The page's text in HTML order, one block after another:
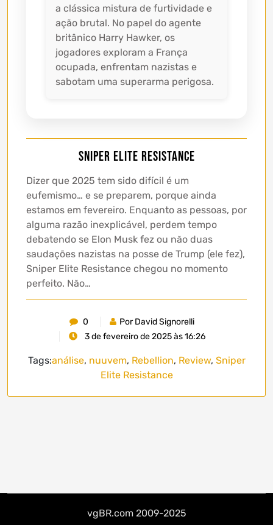
a clássica mistura de furtividade e
ação brutal. No papel do agente
britânico Harry Hawker, os
jogadores exploram a França
ocupada, enfrentam nazistas e
sabotam uma superarma perigosa.
Sniper Elite Resistance
Dizer que 2025 tem sido difícil é um
eufemismo… e se preparem, porque ainda
estamos em fevereiro. Enquanto as pessoas, por
alguma razão inexplicável, perdem tempo
debatendo se Elon Musk fez ou não duas
saudações nazistas na posse de Trump (ele fez),
Sniper Elite Resistance chegou no momento
perfeito. Não…
0
Por David Signorelli
3 de fevereiro de 2025 às 16:26
Tags:análise, nuuvem, Rebellion, Review, Sniper
Elite Resistance
vgBR.com 2009-2025